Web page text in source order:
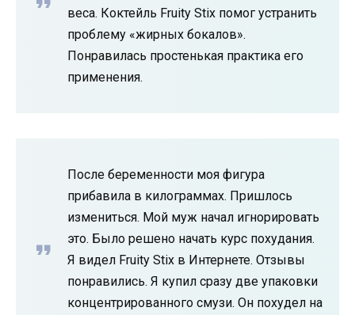
веса. Коктейль Fruity Stix помог устранить
проблему «жирных бокалов».
Понравилась простенькая практика его
применения.
После беременности моя фигура
прибавила в килограммах. Пришлось
измениться. Мой муж начал игнорировать
это. Было решено начать курс похудания.
Я видел Fruity Stix в Интернете. Отзывы
понравились. Я купил сразу две упаковки
концентрированного смузи. Он похудел на